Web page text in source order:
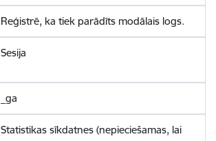
Reģistrē, ka tiek parādīts modālais logs.
Sesija
_ga
Statistikas sīkdatnes (nepieciešamas, lai